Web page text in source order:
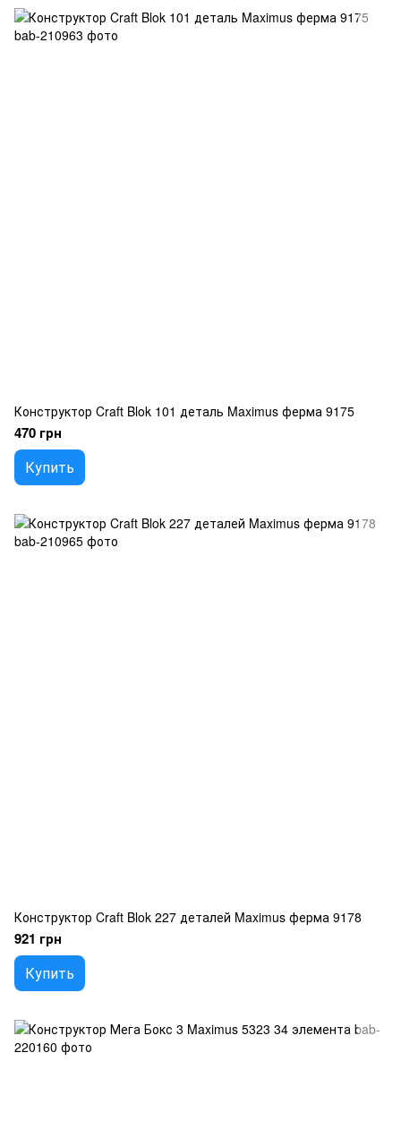
Конструктор Craft Blok 101 деталь Maximus ферма 9175
470 грн
Купить
Конструктор Craft Blok 227 деталей Maximus ферма 9178
921 грн
Купить